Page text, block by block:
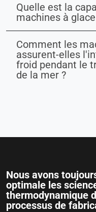
Quelle est la
machines à
Comment les
assurent-elles
froid pendant le
de la mer ?
Nous avons
optimale les
thermodynamique
processus de